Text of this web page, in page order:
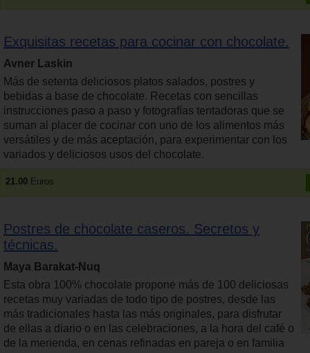
Exquisitas recetas para cocinar con chocolate.
Avner Laskin
Más de setenta deliciosos platos salados, postres y
bebidas a base de chocolate. Recetas con sencillas
instrucciones paso a paso y fotografías tentadoras que se
suman al placer de cocinar con uno de los alimentos más
versátiles y de más aceptación, para experimentar con los
variados y deliciosos usos del chocolate.
21.00 Euros
Postres de chocolate caseros. Secretos y
técnicas.
Maya Barakat-Nuq
Esta obra 100% chocolate propone más de 100 deliciosas
recetas muy variadas de todo tipo de postres, desde las
más tradicionales hasta las más originales, para disfrutar
de ellas a diario o en las celebraciones, a la hora del café o
de la merienda, en cenas refinadas en pareja o en familia